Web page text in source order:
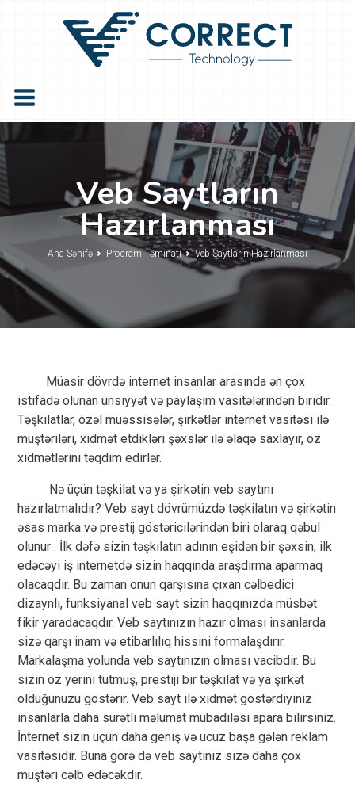
Veb Saytların
Hazırlanması
Ana Səhifə Proqram Təminatı Veb Saytların Hazırlanması
Müasir dövrdə internet insanlar arasında ən çox
istifadə olunan ünsiyyət və paylaşım vasitələrindən biridir.
Təşkilatlar, özəl müəssisələr, şirkətlər internet vasitəsi ilə
müştəriləri, xidmət etdikləri şəxslər ilə əlaqə saxlayır, öz
xidmətlərini təqdim edirlər.
Nə üçün təşkilat və ya şirkətin veb saytını
hazırlatmalıdır? Veb sayt dövrümüzdə təşkilatın və şirkətin
əsas marka və prestij göstəricilərindən biri olaraq qəbul
olunur . İlk dəfə sizin təşkilatın adının eşidən bir şəxsin, ilk
edəcəyi iş internetdə sizin haqqında araşdırma aparmaq
olacaqdır. Bu zaman onun qarşısına çıxan cəlbedici
dizaynlı, funksiyanal veb sayt sizin haqqınızda müsbət
fikir yaradacaqdır. Veb saytınızın hazır olması insanlarda
sizə qarşı inam və etibarlılıq hissini formalaşdırır.
Markalaşma yolunda veb saytınızın olması vacibdir. Bu
sizin öz yerini tutmuş, prestiji bir təşkilat və ya şirkət
olduğunuzu göstərir. Veb sayt ilə xidmət göstərdiyiniz
insanlarla daha sürətli məlumat mübadiləsi apara bilirsiniz.
İnternet sizin üçün daha geniş və ucuz başa gələn reklam
vasitəsidir. Buna görə də veb saytınız sizə daha çox
müştəri cəlb edəcəkdir.